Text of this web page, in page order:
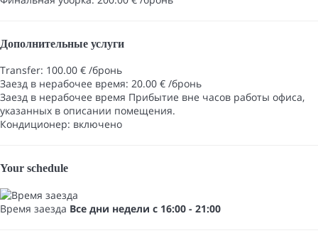
Дополнительные услуги
Transfer: 100.00 € /бронь
Заезд в нерабочее время: 20.00 € /бронь
Заезд в нерабочее время Прибытие вне часов работы офиса,
указанных в описании помещения.
Кондиционер: включено
Your schedule
Время заезда Все дни недели с 16:00 - 21:00